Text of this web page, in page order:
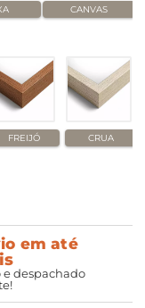
CANVAS
FREIJÓ CRUA
em até
despachado